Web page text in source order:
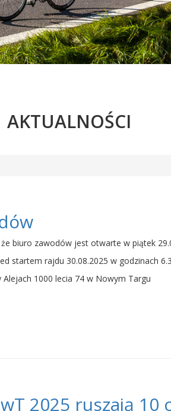
AKTUALNOŚCI
biuro zawodów jest otwarte w piątek
startem rajdu 30.08.2025 w godzinach
1000 lecia 74 w Nowym Targu
2025 ruszają 10